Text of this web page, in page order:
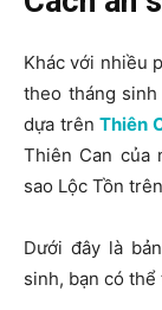
Khác với nhiều
theo tháng
dựa trên Thiên
Thiên Can của
sao Lộc Tồn
Dưới đây là
sinh, bạn có thể